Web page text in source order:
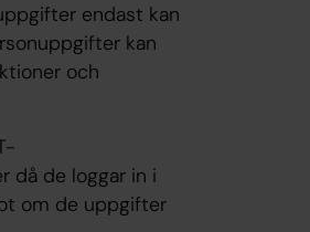
endast kan
kan
och
då de loggar in i
om de uppgifter